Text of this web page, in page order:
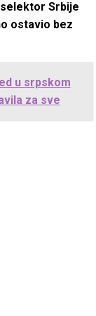
selektor Srbije
ostavio bez
u srpskom
za sve